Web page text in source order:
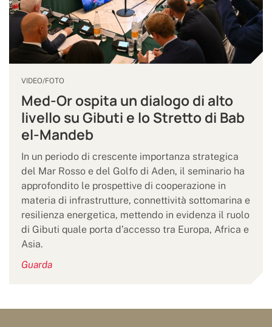
VIDEO/FOTO
Med-Or ospita un dialogo di alto
livello su Gibuti e lo Stretto di Bab
el-Mandeb
In un periodo di crescente importanza strategica
del Mar Rosso e del Golfo di Aden, il seminario ha
approfondito le prospettive di cooperazione in
materia di infrastrutture, connettività sottomarina e
resilienza energetica, mettendo in evidenza il ruolo
di Gibuti quale porta d’accesso tra Europa, Africa e
Asia.
Guarda